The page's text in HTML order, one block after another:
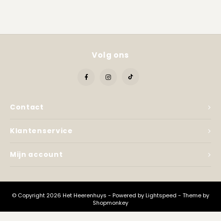
Contact
Volg ons
Klantenservice
Mijn account
© Copyright 2026 Het Heerenhuys - Powered byLightspeed - Theme by
Shopmonkey